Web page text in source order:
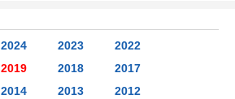
2024 2023
2022
2019 2018
2017
2014 2013 2012